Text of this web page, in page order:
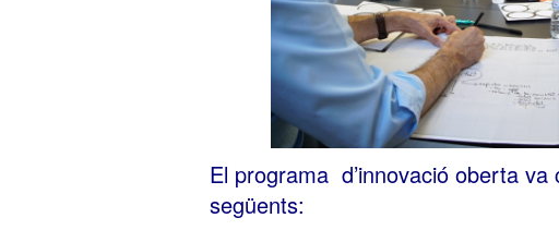
El programa d’innovació oberta
següents: